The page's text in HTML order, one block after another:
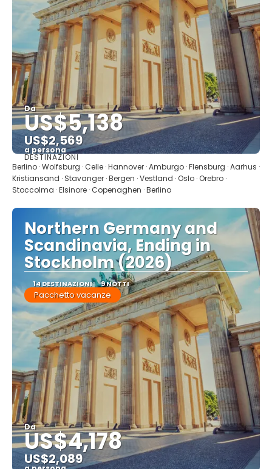
Da
US$5,138
US$2,569
a persona
Vedere
DESTINAZIONI
Berlino · Wolfsburg · Celle · Hannover · Amburgo · Flensburg · Aarhus ·
Kristiansand · Stavanger · Bergen · Vestland · Oslo · Orebro ·
Stoccolma · Elsinore · Copenaghen · Berlino
Northern Germany and
Scandinavia, Ending in
Stockholm (2026)
14 DESTINAZIONI 9 NOTTI
Pacchetto vacanze
Da
US$4,178
US$2,089